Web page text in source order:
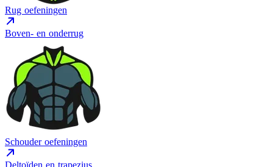
Rug oefeningen
Boven- en onderrug
Schouder oefeningen
Deltoïden en trapezius